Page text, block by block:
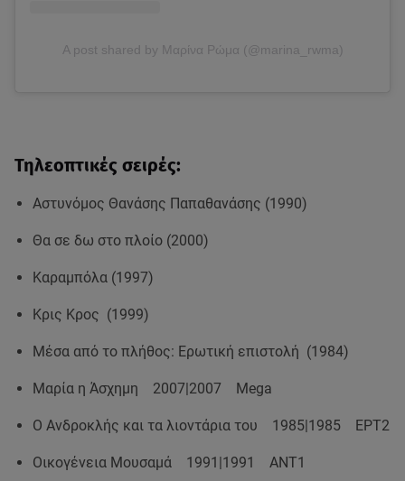
A post shared by Μαρίνα Ρώμα (@marina_rwma)
Τηλεοπτικές σειρές:
Αστυνόμος Θανάσης Παπαθανάσης (1990)
Θα σε δω στο πλοίο (2000)
Καραμπόλα (1997)
Κρις Κρος (1999)
Μέσα από το πλήθος: Ερωτική επιστολή (1984)
Μαρία η Άσχημη 2007|2007 Mega
Ο Ανδροκλής και τα λιοντάρια του 1985|1985 ΕΡΤ2
Οικογένεια Μουσαμά 1991|1991 ΑΝΤ1